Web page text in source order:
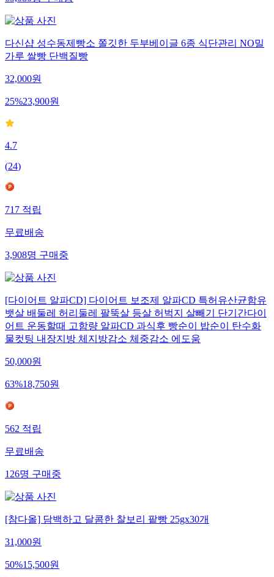
다신샵 성수동제빵소 쫄깃한 두부베이글 6종 식단관리 NO밀
가루 쌀빵 단백질빵
32,000원
25%23,900원
4.7
(24)
717적립
무료배송
3,908명구매중
[다이어트 알파CD] 다이어트 보조제 알파CD 특허유산균함유
뱃살 배둘레 허리둘레 팔뚝살 등살 허벅지 살빼기 단기간다이
어트 운동할때 고함량 알파CD 과식후 빵순이 밥순이 탄수화
물컷팅 내장지방 체지방감소 체중감소 에도움
50,000원
63%18,750원
562적립
무료배송
126명구매중
[참다올] 담백하고 달콤한 찰보리 팥빵 25gx30개
31,000원
50%15,500원